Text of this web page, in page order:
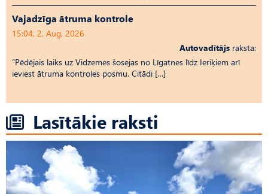
Vajadzīga ātruma kontrole
15:04, 2. Aug, 2026
Autovadītājs raksta:
“Pēdējais laiks uz Vid­ze­mes šosejas no Līgatnes līdz Ieriķiem arī
ieviest ātruma kontroles posmu. Citādi […]
Lasītākie raksti